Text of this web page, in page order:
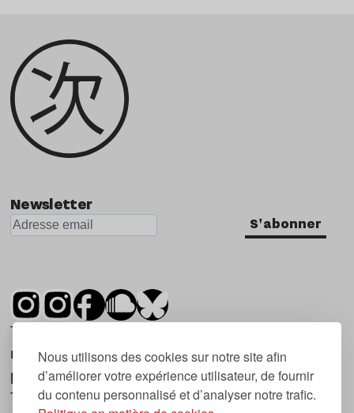
Nous utilisons des cookies sur notre site afin
d’améliorer votre expérience utilisateur, de fournir
du contenu personnalisé et d’analyser notre trafic.
Newsletter
S'abonner
Tsugi est un mensuel indépendant sur la
musique et les nouvelles tendances, dont la
première parution date de 2007.
Tsugi en japonais signifie « prochain », « suivant